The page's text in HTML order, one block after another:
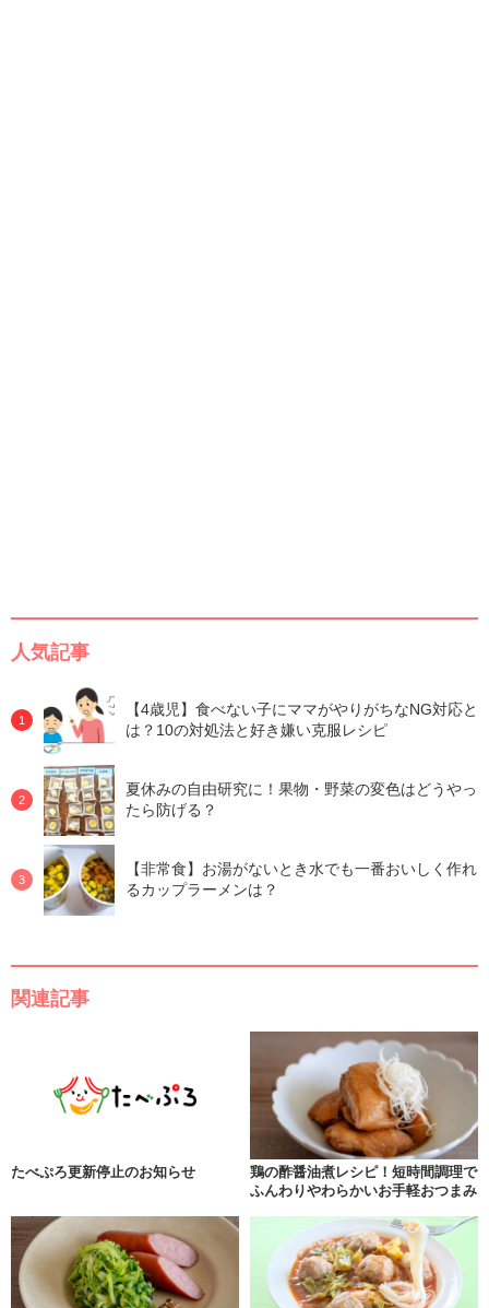
人気記事
【4歳児】食べない子にママがやりがちなNG対応と
は？10の対処法と好き嫌い克服レシピ
夏休みの自由研究に！果物・野菜の変色はどうやっ
たら防げる？
【非常食】お湯がないとき水でも一番おいしく作れ
るカップラーメンは？
関連記事
たべぷろ更新停止のお知らせ
鶏の酢醤油煮レシピ！短時間調理で
ふんわりやわらかいお手軽おつまみ